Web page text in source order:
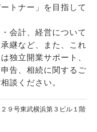
トナー」を目指して
会計、経営について
継など、また、これ
独立開業サポート、
告、相続に関するご
談ください。
９号東武横浜第３ビル１階